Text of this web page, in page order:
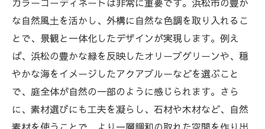
な自然風土を活かし、外構に自然な色調を取り入れるこ
とで、景観と一体化したデザインが実現します。例え
ば、浜松の豊かな緑を反映したオリーブグリーンや、穏
やかな海をイメージしたアクアブルーなどを選ぶこと
で、庭全体が自然の一部のように感じられます。さら
に、素材選びにも工夫を凝らし、石材や木材など、自然